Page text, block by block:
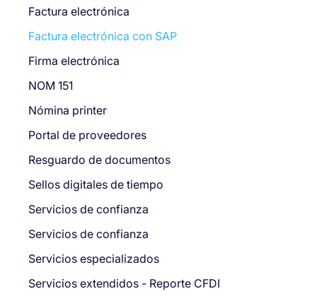
Factura electrónica
Factura electrónica con SAP
Firma electrónica
NOM 151
Nómina printer
Portal de proveedores
Resguardo de documentos
Sellos digitales de tiempo
Servicios de confianza
Servicios de confianza
Servicios especializados
Servicios extendidos - Reporte CFDI